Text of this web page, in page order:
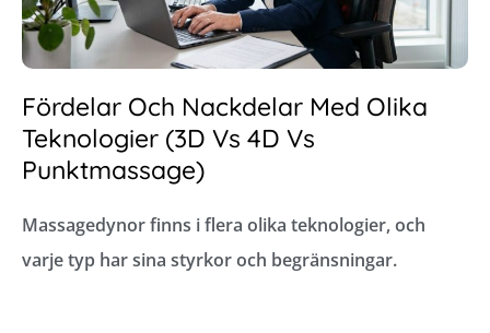
Fördelar Och Nackdelar Med Olika
Teknologier (3D Vs 4D Vs
Punktmassage)
Massagedynor finns i flera olika teknologier, och
varje typ har sina styrkor och begränsningar.